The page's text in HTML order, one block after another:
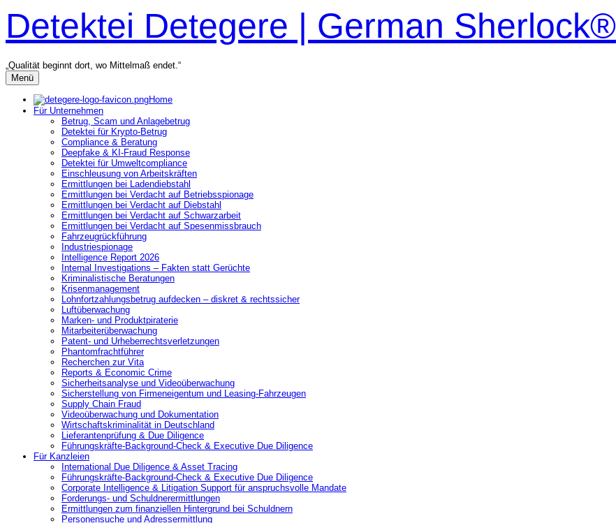
Inhalt
überspringen
Detektei Detegere | German Sherlock®
„Qualität beginnt dort, wo Mittelmaß endet.“
Menü
Home
Für Unternehmen
Betrug, Scam und Anlagebetrug
Detektei für Krypto-Betrug
Compliance & Beratung
Deepfake & KI-Fraud Response
Detektei für Umweltcompliance
Einschleusung von Arbeitskräften
Ermittlungen bei Ladendiebstahl
Ermittlungen bei Verdacht auf Betriebsspionage
Ermittlungen bei Verdacht auf Diebstahl
Ermittlungen bei Verdacht auf Schwarzarbeit
Ermittlungen bei Verdacht auf Spesenmissbrauch
Fahrzeugrückführung
Industriespionage
Intelligence Report 2026
Internal Investigations – Fakten statt Gerüchte
Kriminalistische Beratungen
Krisenmanagement
Lohnfortzahlungsbetrug aufdecken – diskret & rechtssicher
Luftüberwachung
Marken- und Produktpiraterie
Mitarbeiterüberwachung
Patent- und Urheberrechtsverletzungen
Phantomfrachtführer
Recherchen zur Vita
Reports & Economic Crime
Sicherheitsanalyse und Videoüberwachung
Sicherstellung von Firmeneigentum und Leasing-Fahrzeugen
Supply Chain Fraud
Videoüberwachung und Dokumentation
Wirtschaftskriminalität in Deutschland
Lieferantenprüfung & Due Diligence
Führungskräfte-Background-Check & Executive Due Diligence
Für Kanzleien
International Due Diligence & Asset Tracing
Führungskräfte-Background-Check & Executive Due Diligence
Corporate Intelligence & Litigation Support für anspruchsvolle Mandate
Forderungs- und Schuldnerermittlungen
Ermittlungen zum finanziellen Hintergrund bei Schuldnern
Personensuche und Adressermittlung